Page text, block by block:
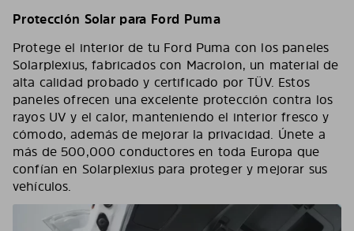
Protección Solar para Ford Puma
Protege el interior de tu Ford Puma con los paneles
Solarplexius, fabricados con Macrolon, un material de
alta calidad probado y certificado por TÜV. Estos
paneles ofrecen una excelente protección contra los
rayos UV y el calor, manteniendo el interior fresco y
cómodo, además de mejorar la privacidad. Únete a
más de 500,000 conductores en toda Europa que
confían en Solarplexius para proteger y mejorar sus
vehículos.